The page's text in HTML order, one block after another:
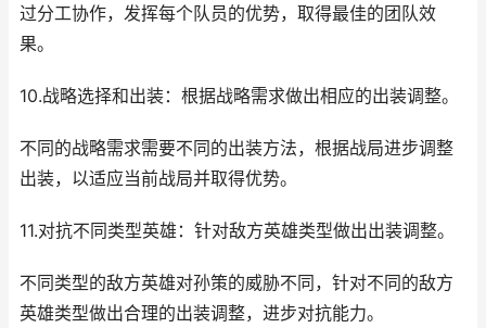
过分工协作，发挥每个队员的优势，取得最佳的团队效
果。
10.战略选择和出装：根据战略需求做出相应的出装调整。
不同的战略需求需要不同的出装方法，根据战局进步调整
出装，以适应当前战局并取得优势。
11.对抗不同类型英雄：针对敌方英雄类型做出出装调整。
不同类型的敌方英雄对孙策的威胁不同，针对不同的敌方
英雄类型做出合理的出装调整，进步对抗能力。